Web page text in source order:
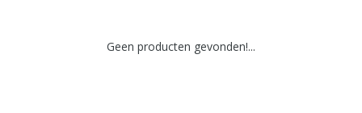
Geen producten gevonden!...